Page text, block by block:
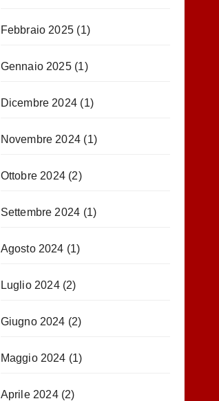
Febbraio 2025 (1)
Gennaio 2025(1)
Dicembre 2024 (1)
Novembre 2024 (1)
Ottobre 2024(2)
Settembre 2024 (1)
Agosto 2024 (1)
Luglio 2024(2)
Giugno 2024 (2)
Maggio 2024 (1)
Aprile 2024(2)